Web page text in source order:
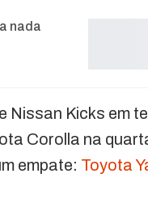
nada
Nissan Kicks em
Corolla na
empate: Toyota